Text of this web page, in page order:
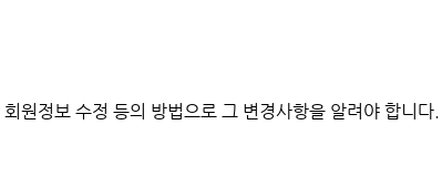
원정보 수정 등의 방법으로 그 변경사항을 알려야 합니다.